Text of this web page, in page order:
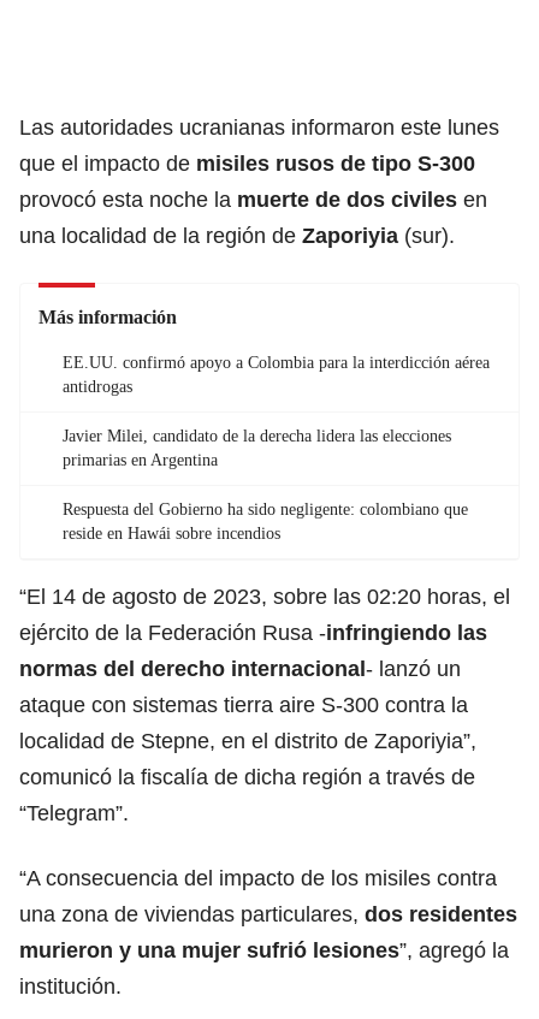
Las autoridades ucranianas informaron este lunes
que el impacto de misiles rusos de tipo S-300
provocó esta noche la muerte de dos civiles en
una localidad de la región de Zaporiyia (sur).
Más información
EE.UU. confirmó apoyo a Colombia para la interdicción aérea
antidrogas
Javier Milei, candidato de la derecha lidera las elecciones
primarias en Argentina
Respuesta del Gobierno ha sido negligente: colombiano que
reside en Hawái sobre incendios
“El 14 de agosto de 2023, sobre las 02:20 horas, el
ejército de la Federación Rusa -infringiendo las
normas del derecho internacional- lanzó un
ataque con sistemas tierra aire S-300 contra la
localidad de Stepne, en el distrito de Zaporiyia”,
comunicó la fiscalía de dicha región a través de
“Telegram”.
“A consecuencia del impacto de los misiles contra
una zona de viviendas particulares, dos residentes
murieron y una mujer sufrió lesiones”, agregó la
institución.